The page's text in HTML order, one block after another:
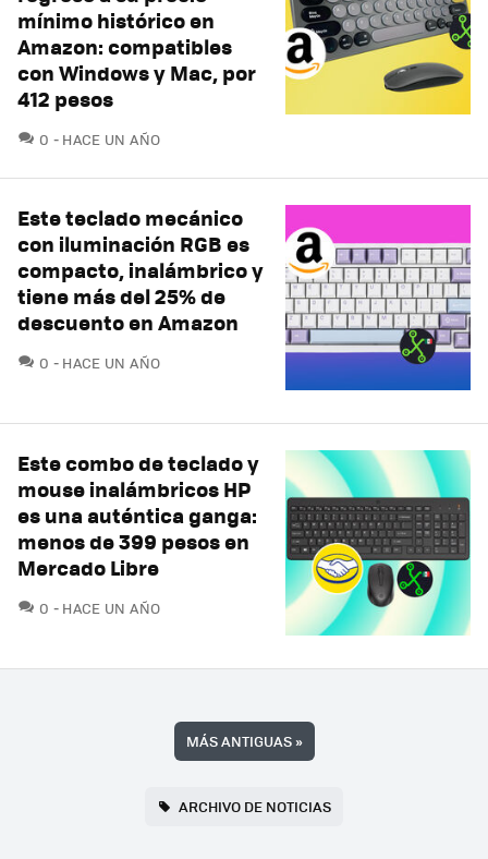
mínimo histórico en
Amazon: compatibles
con Windows y Mac, por
412 pesos
0 COMENTARIOS
HACE UN AÑO
Este teclado mecánico
con iluminación RGB es
compacto, inalámbrico y
tiene más del 25% de
descuento en Amazon
0 COMENTARIOS
HACE UN AÑO
Este combo de teclado y
mouse inalámbricos HP
es una auténtica ganga:
menos de 399 pesos en
Mercado Libre
0 COMENTARIOS
HACE UN AÑO
MÁS ANTIGUAS»
ARCHIVO DE NOTICIAS